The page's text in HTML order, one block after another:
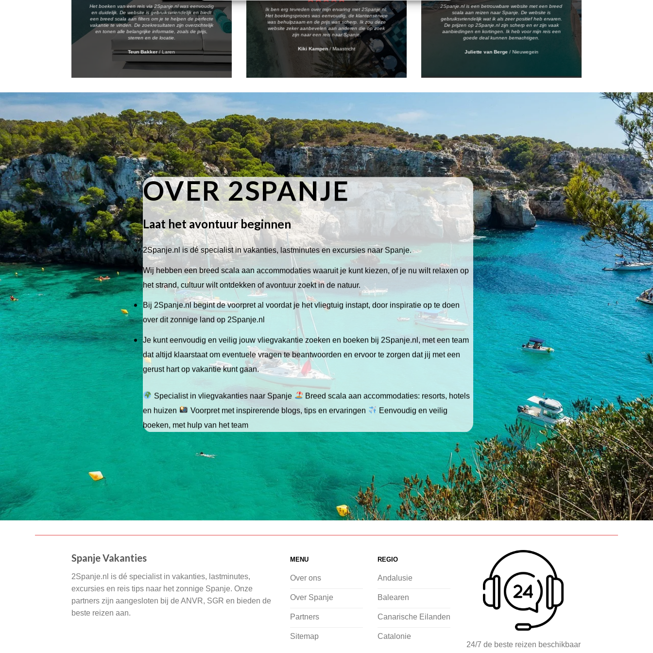
Het boeken van een reis via 2Spanje.nl was eenvoudig
en duidelijk. De website is gebruiksvriendelijk en biedt
een breed scala aan filters om je te helpen de perfecte
vakantie te vinden. De zoekresultaten zijn overzichtelijk
en tonen alle belangrijke informatie, zoals de prijs,
sterren en de locatie.
Teun Bakker /Laren
Ik ben erg tevreden over mijn ervaring met 2Spanje.nl.
Het boekingsproces was eenvoudig, de klantenservice
was behulpzaam en de prijs was scherp. Ik zou deze
website zeker aanbevelen aan anderen die op zoek
zijn naar een reis naar Spanje.
Kiki Kampen /Maastricht
2Spanje.nl is een betrouwbare website met een breed
scala aan reizen naar Spanje. De website is
gebruiksvriendelijk wat ik als zeer positief heb ervaren.
De prijzen op 2Spanje.nl zijn scherp en er zijn vaak
aanbiedingen en kortingen. Ik heb voor mijn reis een
goede deal kunnen bemachtigen.
Juliette van Berge /Nieuwegein
OVER 2SPANJE
Laat het avontuur beginnen
2Spanje.nl is dé specialist in vakanties, lastminutes en excursies naar Spanje.
Wij hebben een breed scala aan accommodaties waaruit je kunt kiezen, of je nu wilt relaxen op
het strand, cultuur wilt ontdekken of avontuur zoekt in de natuur.
Bij 2Spanje.nl begint de voorpret al voordat je het vliegtuig instapt, door inspiratie op te doen
over dit zonnige land op 2Spanje.nl
Je kunt eenvoudig en veilig jouw vliegvakantie zoeken en boeken bij 2Spanje.nl, met een team
dat altijd klaarstaat om eventuele vragen te beantwoorden en ervoor te zorgen dat jij met een
gerust hart op vakantie kunt gaan.
Specialist in vliegvakanties naar Spanje
Breed scala aan accommodaties: resorts, hotels
en huizen
Voorpret met inspirerende blogs, tips en ervaringen
Eenvoudig en veilig
boeken, met hulp van het team
Spanje Vakanties
2Spanje.nl is dé specialist in vakanties, lastminutes,
excursies en reis tips naar het zonnige Spanje. Onze
partners zijn aangesloten bij de ANVR, SGR en bieden de
beste reizen aan.
MENU
Over ons
Over Spanje
Partners
Sitemap
REGIO
Andalusie
Balearen
Canarische Eilanden
Catalonie
24/7 de beste reizen beschikbaar